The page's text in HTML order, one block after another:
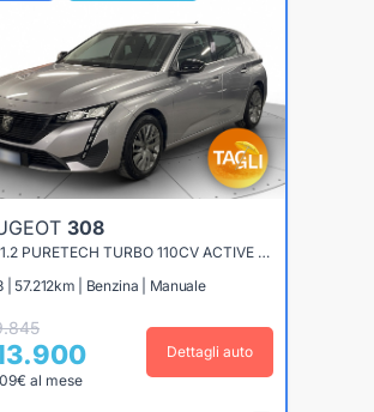
308
308 1.2 PURETECH TURBO 110CV ACTIVE PACK
| 57.212km | Benzina | Manuale
al mese
Dettagli auto